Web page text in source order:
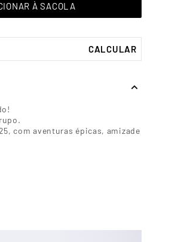
À SACOLA
com aventuras épicas, amizade